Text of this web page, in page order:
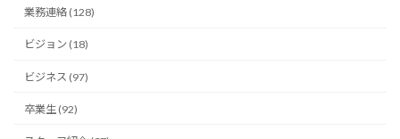
業務連絡 (128)
ビジョン (18)
ビジネス (97)
卒業生 (92)